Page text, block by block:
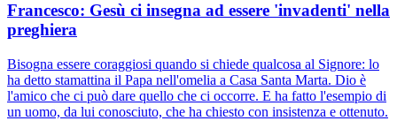
Francesco: Gesù ci insegna ad essere 'invadenti' nella
preghiera
Bisogna essere coraggiosi quando si chiede qualcosa al Signore: lo
ha detto stamattina il Papa nell'omelia a Casa Santa Marta. Dio è
l'amico che ci può dare quello che ci occorre. E ha fatto l'esempio di
un uomo, da lui conosciuto, che ha chiesto con insistenza e ottenuto.